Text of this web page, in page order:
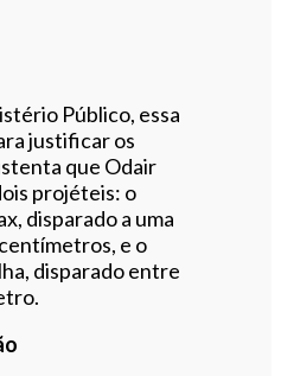
Público, essa
justificar os
que Odair
projéteis: o
disparado a uma
e o
disparado entre